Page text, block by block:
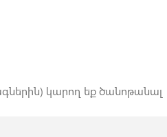
կարող եք ծանոթանալ